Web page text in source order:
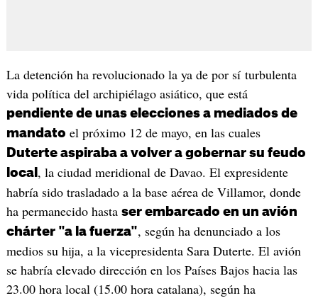
La detención ha revolucionado la ya de por sí turbulenta
vida política del archipiélago asiático, que está
pendiente de unas elecciones a mediados de
mandato el próximo 12 de mayo, en las cuales
Duterte aspiraba a volver a gobernar su feudo
local , la ciudad meridional de Davao. El expresidente
habría sido trasladado a la base aérea de Villamor, donde
ha permanecido hasta ser embarcado en un avión
chárter "a la fuerza", según ha denunciado a los
medios su hija, a la vicepresidenta Sara Duterte. El avión
se habría elevado dirección en los Países Bajos hacia las
23.00 hora local (15.00 hora catalana), según ha